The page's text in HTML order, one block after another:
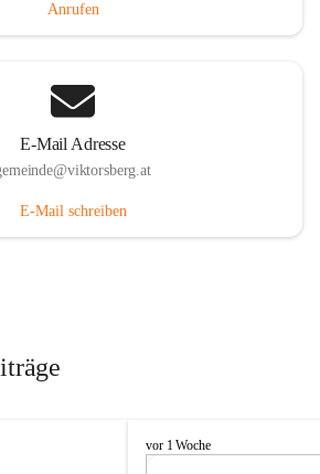
Anrufen
E-Mail Adresse
E-Mail schreiben
V
vor 1 Woche